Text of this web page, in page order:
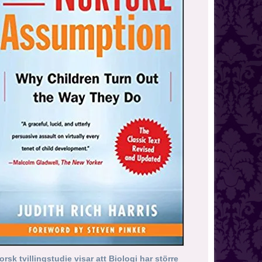
tvillingstudie visar att Biologi har större